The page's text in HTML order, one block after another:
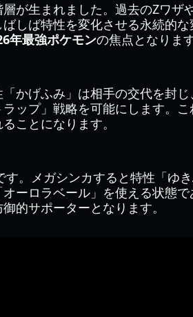
が生まれました。過去のZワザ
しば特性を変化させる永続的な
年最強ポケモンの焦点となります
かげふみ」は相手の交代を封じ
ップ」戦略を可能にします。こ
ことになります。
。メガシンカすると特性「ゆ
ーロラベール」を使える状態で
的サポーターとなります。